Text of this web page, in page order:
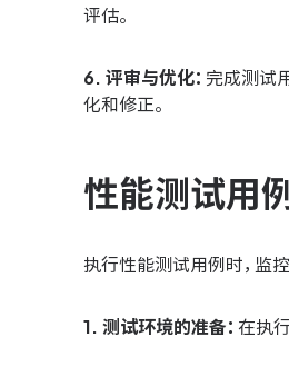
评估。
6. 评审与优化： 完成测试
化和修正。
性能测试用
执行性能测试用例时，监
1. 测试环境的准备： 在执